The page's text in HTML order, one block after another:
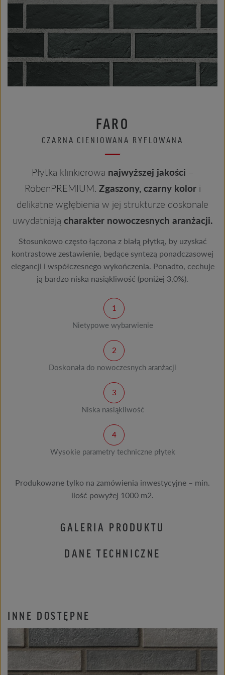
FARO
CZARNA CIENIOWANA RYFLOWANA
Płytka klinkierowa najwyższej jakości –
RöbenPREMIUM. Zgaszony, czarny kolori
delikatne wgłębienia w jej strukturze doskonale
uwydatniają charakter nowoczesnych aranżacji.
Stosunkowo często łączona z białą płytką, by uzyskać
kontrastowe zestawienie, będące syntezą ponadczasowej
elegancji i współczesnego wykończenia. Ponadto, cechuje
ją bardzo niska nasiąkliwość (poniżej 3,0%).
Nietypowe wybarwienie
Doskonała do nowoczesnych aranżacji
Niska nasiąkliwość
Wysokie parametry techniczne płytek
Produkowane tylko na zamówienia inwestycyjne – min.
ilość powyżej 1000 m2.
GALERIA PRODUKTU
DANE TECHNICZNE
INNE DOSTĘPNE